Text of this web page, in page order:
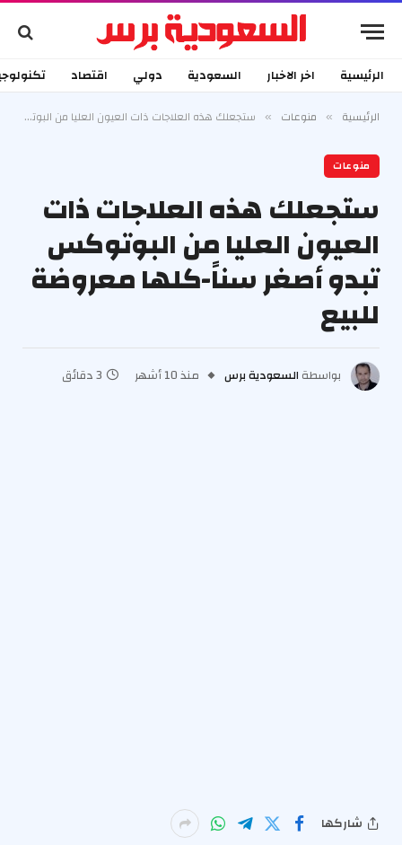
الرئيسية اخر الاخبار السعودية دولي اقتصاد
الرئيسية » منوعات » ستجعلك هذه العلاجات ذات العيون العليا من البوتوكس تبدو أصغر سناً-كلها معروضة للبيع
منوعات
ستجعلك هذه العلاجات ذات
العيون العليا من البوتوكس
تبدو أصغر سناً-كلها معروضة
للبيع
بواسطة السعودية برس منذ 10 أشهر 3 دقائق
شاركها